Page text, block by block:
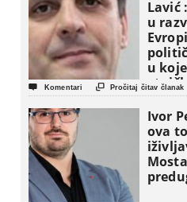
Lavić
u
u
 Komentari  Pročitaj čitav članak
Ivor
ova